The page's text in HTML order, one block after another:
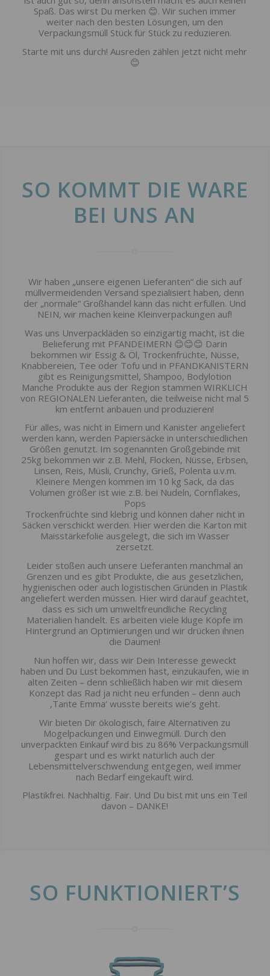
Spaß. Das wirst Du merken 😊. Wir suchen immer
weiter nach den besten Lösungen, um den
Verpackungsmüll Stück für Stück zu reduzieren.
Starte mit uns durch! Ausreden zählen jetzt nicht mehr
😊
SO KOMMT DIE WARE
BEI UNS AN
Wir haben „unsere eigenen Lieferanten“ die sich auf
müllvermeidenden Versand spezialisiert haben, denn
der „normale“ Großhandel kann das nicht erfüllen. Und
NEIN, wir machen keine Kleinverpackungen auf!
Was uns Unverpackläden so einzigartig macht, ist die
Belieferung mit PFANDEIMERN 😊😊😊 Darin
bekommen wir Essig & Öl, Trockenfrüchte, Nüsse,
Knabbereien, Tee oder Tofu und in PFANDKANISTERN
gibt es Reinigungsmittel, Shampoo, Bodylotion
Manche Produkte aus der Region stammen WIRKLICH
von REGIONALEN Lieferanten, die teilweise nicht mal 5
km entfernt anbauen und produzieren!
Für alles, was nicht in Eimern und Kanister angeliefert
werden kann, werden Papiersäcke in unterschiedlichen
Größen genutzt. Im sogenannten Großgebinde mit
25kg bekommen wir z.B. Mehl, Flocken, Nüsse, Erbsen,
Linsen, Reis, Müsli, Crunchy, Grieß, Polenta u.v.m.
Kleinere Mengen kommen im 10 kg Sack, da das
Volumen größer ist wie z.B. bei Nudeln, Cornflakes,
Pops
Trockenfrüchte sind klebrig und können daher nicht in
Säcken verschickt werden. Hier werden die Karton mit
Maisstärkefolie ausgelegt, die sich im Wasser
zersetzt.
Leider stoßen auch unsere Lieferanten manchmal an
Grenzen und es gibt Produkte, die aus gesetzlichen,
hygienischen oder auch logistischen Gründen in Plastik
angeliefert werden müssen. Hier wird darauf geachtet,
dass es sich um umweltfreundliche Recycling
Materialien handelt. Es arbeiten viele kluge Köpfe im
Hintergrund an Optimierungen und wir drücken ihnen
die Daumen!
Nun hoffen wir, dass wir Dein Interesse geweckt
haben und Du Lust bekommen hast, einzukaufen, wie in
alten Zeiten – denn schließlich haben wir mit diesem
Konzept das Rad ja nicht neu erfunden – denn auch
‚Tante Emma‘ wusste bereits wie’s geht.
Wir bieten Dir ökologisch, faire Alternativen zu
Mogelpackungen und Einwegmüll. Durch den
unverpackten Einkauf wird bis zu 86% Verpackungsmüll
gespart und es wirkt natürlich auch der
Lebensmittelverschwendung entgegen, weil immer
nach Bedarf eingekauft wird.
Plastikfrei. Nachhaltig. Fair. Und Du bist mit uns ein Teil
davon – DANKE!
SO FUNKTIONIERT’S